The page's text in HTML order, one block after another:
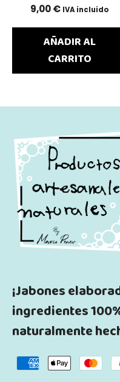
9,00€ IVA incluido
AÑADIR AL
CARRITO
¡Jabones
ingredientes
naturalmente